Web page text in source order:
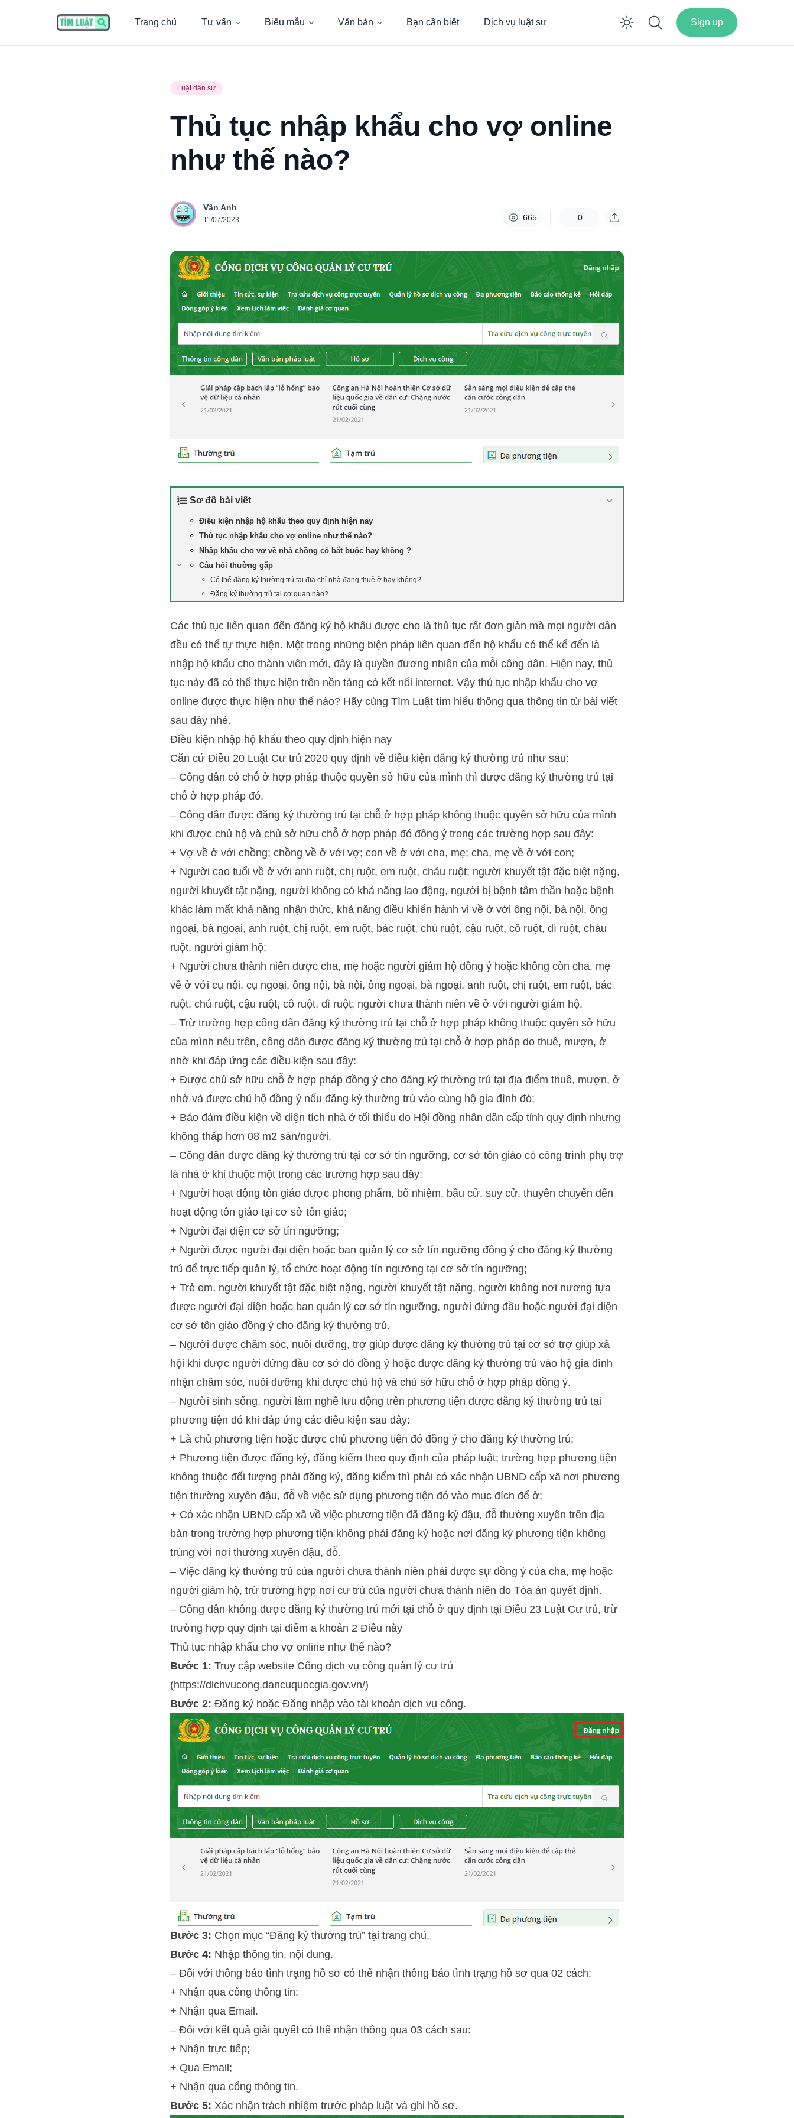
Trang chủ Tư vấn Biểu mẫu Văn bản Bạn cần biết Dịch vụ luật sư Enable dark mode
Sign up
Luật dân sự
Thủ tục nhập khẩu cho vợ online
như thế nào?
Vân Anh
11/07/2023 665 0
Sơ đồ bài viết
Điều kiện nhập hộ khẩu theo quy định hiện nay
Thủ tục nhập khẩu cho vợ online như thế nào?
Nhập khẩu cho vợ về nhà chồng có bắt buộc hay không ?
Câu hỏi thường gặp
Có thể đăng ký thường trú tại địa chỉ nhà đang thuê ở hay không?
Đăng ký thường trú tại cơ quan nào?
Các thủ tục liên quan đến đăng ký hộ khẩu được cho là thủ tục rất đơn giản mà mọi người dân
đều có thể tự thực hiện. Một trong những biện pháp liên quan đến hộ khẩu có thể kể đến là
nhập hộ khẩu cho thành viên mới, đây là quyền đương nhiên của mỗi công dân. Hiện nay, thủ
tục này đã có thể thực hiện trên nền tảng có kết nối internet. Vậy thủ tục nhập khẩu cho vợ
online được thực hiện như thế nào? Hãy cùng Tìm Luật tìm hiểu thông qua thông tin từ bài viết
sau đây nhé.
Điều kiện nhập hộ khẩu theo quy định hiện nay
Căn cứ Điều 20 Luật Cư trú 2020 quy định về điều kiện đăng ký thường trú như sau:
– Công dân có chỗ ở hợp pháp thuộc quyền sở hữu của mình thì được đăng ký thường trú tại
chỗ ở hợp pháp đó.
– Công dân được đăng ký thường trú tại chỗ ở hợp pháp không thuộc quyền sở hữu của mình
khi được chủ hộ và chủ sở hữu chỗ ở hợp pháp đó đồng ý trong các trường hợp sau đây:
+ Vợ về ở với chồng; chồng về ở với vợ; con về ở với cha, mẹ; cha, mẹ về ở với con;
+ Người cao tuổi về ở với anh ruột, chị ruột, em ruột, cháu ruột; người khuyết tật đặc biệt nặng,
người khuyết tật nặng, người không có khả năng lao động, người bị bệnh tâm thần hoặc bệnh
khác làm mất khả năng nhận thức, khả năng điều khiển hành vi về ở với ông nội, bà nội, ông
ngoại, bà ngoại, anh ruột, chị ruột, em ruột, bác ruột, chú ruột, cậu ruột, cô ruột, dì ruột, cháu
ruột, người giám hộ;
+ Người chưa thành niên được cha, mẹ hoặc người giám hộ đồng ý hoặc không còn cha, mẹ
về ở với cụ nội, cụ ngoại, ông nội, bà nội, ông ngoại, bà ngoại, anh ruột, chị ruột, em ruột, bác
ruột, chú ruột, cậu ruột, cô ruột, dì ruột; người chưa thành niên về ở với người giám hộ.
– Trừ trường hợp công dân đăng ký thường trú tại chỗ ở hợp pháp không thuộc quyền sở hữu
của mình nêu trên, công dân được đăng ký thường trú tại chỗ ở hợp pháp do thuê, mượn, ở
nhờ khi đáp ứng các điều kiện sau đây:
+ Được chủ sở hữu chỗ ở hợp pháp đồng ý cho đăng ký thường trú tại địa điểm thuê, mượn, ở
nhờ và được chủ hộ đồng ý nếu đăng ký thường trú vào cùng hộ gia đình đó;
+ Bảo đảm điều kiện về diện tích nhà ở tối thiểu do Hội đồng nhân dân cấp tỉnh quy định nhưng
không thấp hơn 08 m2 sàn/người.
– Công dân được đăng ký thường trú tại cơ sở tín ngưỡng, cơ sở tôn giáo có công trình phụ trợ
là nhà ở khi thuộc một trong các trường hợp sau đây:
+ Người hoạt động tôn giáo được phong phẩm, bổ nhiệm, bầu cử, suy cử, thuyên chuyển đến
hoạt động tôn giáo tại cơ sở tôn giáo;
+ Người đại diện cơ sở tín ngưỡng;
+ Người được người đại diện hoặc ban quản lý cơ sở tín ngưỡng đồng ý cho đăng ký thường
trú để trực tiếp quản lý, tổ chức hoạt động tín ngưỡng tại cơ sở tín ngưỡng;
+ Trẻ em, người khuyết tật đặc biệt nặng, người khuyết tật nặng, người không nơi nương tựa
được người đại diện hoặc ban quản lý cơ sở tín ngưỡng, người đứng đầu hoặc người đại diện
cơ sở tôn giáo đồng ý cho đăng ký thường trú.
– Người được chăm sóc, nuôi dưỡng, trợ giúp được đăng ký thường trú tại cơ sở trợ giúp xã
hội khi được người đứng đầu cơ sở đó đồng ý hoặc được đăng ký thường trú vào hộ gia đình
nhận chăm sóc, nuôi dưỡng khi được chủ hộ và chủ sở hữu chỗ ở hợp pháp đồng ý.
– Người sinh sống, người làm nghề lưu động trên phương tiện được đăng ký thường trú tại
phương tiện đó khi đáp ứng các điều kiện sau đây:
+ Là chủ phương tiện hoặc được chủ phương tiện đó đồng ý cho đăng ký thường trú;
+ Phương tiện được đăng ký, đăng kiểm theo quy định của pháp luật; trường hợp phương tiện
không thuộc đối tượng phải đăng ký, đăng kiểm thì phải có xác nhận UBND cấp xã nơi phương
tiện thường xuyên đậu, đỗ về việc sử dụng phương tiện đó vào mục đích để ở;
+ Có xác nhận UBND cấp xã về việc phương tiện đã đăng ký đậu, đỗ thường xuyên trên địa
bàn trong trường hợp phương tiện không phải đăng ký hoặc nơi đăng ký phương tiện không
trùng với nơi thường xuyên đậu, đỗ.
– Việc đăng ký thường trú của người chưa thành niên phải được sự đồng ý của cha, mẹ hoặc
người giám hộ, trừ trường hợp nơi cư trú của người chưa thành niên do Tòa án quyết định.
– Công dân không được đăng ký thường trú mới tại chỗ ở quy định tại Điều 23 Luật Cư trú, trừ
trường hợp quy định tại điểm a khoản 2 Điều này
Thủ tục nhập khẩu cho vợ online như thế nào?
Bước 1: Truy cập website Cổng dịch vụ công quản lý cư trú
(https://dichvucong.dancuquocgia.gov.vn/)
Bước 2: Đăng ký hoặc Đăng nhập vào tài khoản dịch vụ công.
Bước 3: Chọn mục “Đăng ký thường trú” tại trang chủ.
Bước 4: Nhập thông tin, nội dung.
– Đối với thông báo tình trạng hồ sơ có thể nhận thông báo tình trạng hồ sơ qua 02 cách:
+ Nhận qua cổng thông tin;
+ Nhận qua Email.
– Đối với kết quả giải quyết có thể nhận thông qua 03 cách sau:
+ Nhận trực tiếp;
+ Qua Email;
+ Nhận qua cổng thông tin.
Bước 5: Xác nhận trách nhiệm trước pháp luật và ghi hồ sơ.